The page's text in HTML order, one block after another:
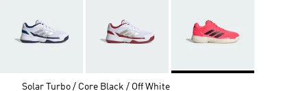
Solar Turbo / Core Black / Off White